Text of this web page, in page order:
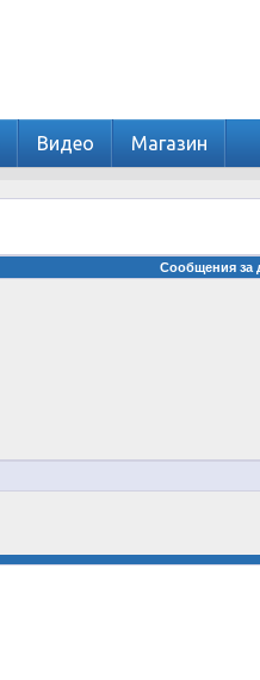
Видео Магазин
Сообщения за